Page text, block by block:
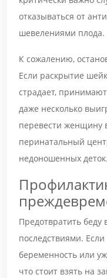
отказываться от
шевелениями плода.
К сожалению,
Если раскрытие
страдает,
даже несколько
перевести женщину
перинатальный
недоношенных деток.
Предотвратить беду
последствиями.
беременность или
что стоит взять на